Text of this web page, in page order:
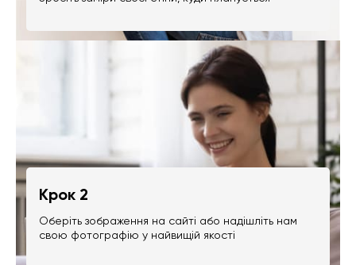
Крок 2
Оберіть зображення на сайті або надішліть нам
свою фотографію у найвищій якості